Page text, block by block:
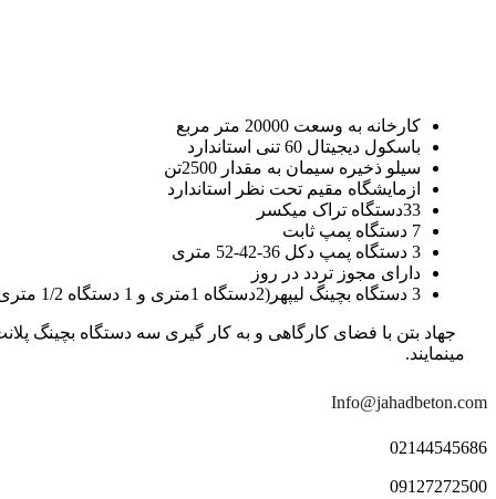
کارخانه به وسعت 20000 متر مربع
باسکول دیجیتال 60 تنی استاندارد
سیلو ذخیره سیمان به مقدار 2500تن
ازمایشگاه مقیم تحت نظر استاندارد
33دستگاه تراک میکسر
7 دستگاه پمپ ثابت
3 دستگاه پمپ دکل 36-42-52 متری
دارای مجوز تردد در روز
3 دستگاه بچینگ لیپهر(2دستگاه 1متری و 1 دستگاه 1/2 متری با توان تولید 150 متر مکعب در ساعت)
مینمایند.
Info@jahadbeton.com
02144545686
09127272500